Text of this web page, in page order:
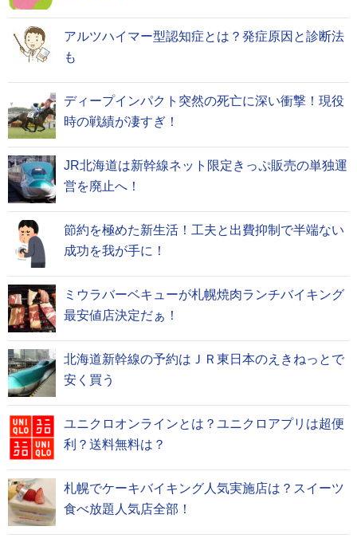
アルツハイマー型認知症とは？発症原因と診断法
も
ディープインパクト突然の死亡に深い衝撃！現役
時の戦績が凄すぎ！
JR北海道は新幹線ネット限定きっぷ販売の単独運
営を廃止へ！
節約を極めた新生活！工夫と出費抑制で半端ない
成功を我が手に！
ミウラバーベキューが札幌焼肉ランチバイキング
最安値店決定だぁ！
北海道新幹線の予約はＪＲ東日本のえきねっとで
安く買う
ユニクロオンラインとは？ユニクロアプリは超便
利？送料無料は？
札幌でケーキバイキング人気実施店は？スイーツ
食べ放題人気店全部！